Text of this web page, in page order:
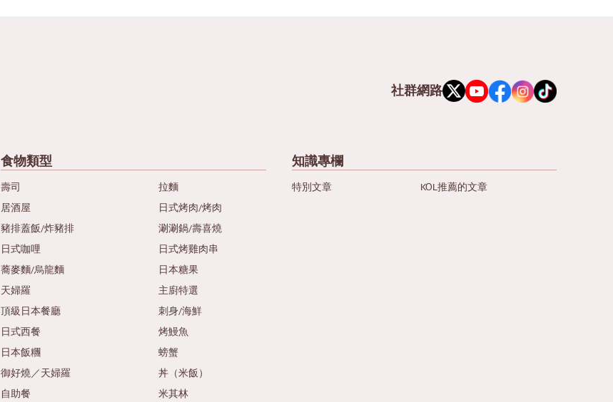
社群網路
食物類型
壽司
拉麵
居酒屋
日式烤肉/烤肉
豬排蓋飯/炸豬排
涮涮鍋/壽喜燒
日式咖哩
日式烤雞肉串
蕎麥麵/烏龍麵
日本糖果
天婦羅
主廚特選
頂級日本餐廳
刺身/海鮮
日式西餐
烤鰻魚
日本飯糰
螃蟹
御好燒／天婦羅
丼（米飯）
自助餐
米其林
知識專欄
特別文章 KOL推薦的文章